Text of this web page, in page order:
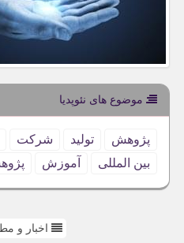
موضوع های نئوپدیا
پژوهش تولید شركت
بین المللی
آموزش
اخبار و